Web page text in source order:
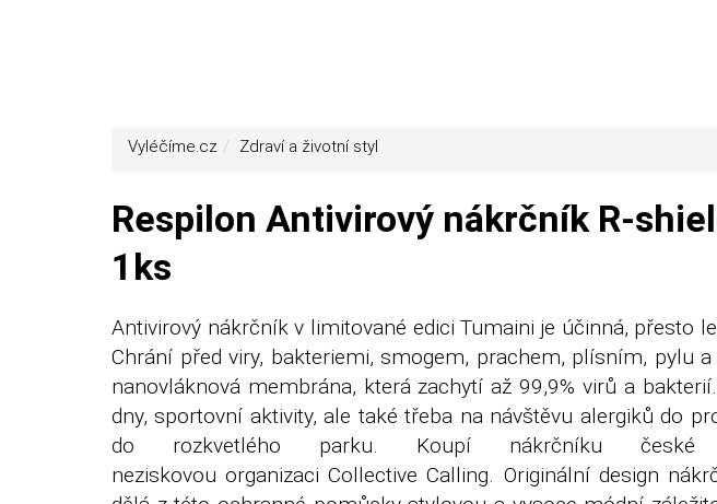
Vyléčíme.cz Zdraví a životní styl
Respilon Antivirový nákrčník R-
1ks
Antivirový nákrčník v limitované edici Tumaini je účinná, přesto
Chrání před viry, bakteriemi, smogem, prachem, plísním, pylu
nanovláknová membrána, která zachytí až 99,9% virů a
dny, sportovní aktivity, ale také třeba na návštěvu alergiků do
do rozkvetlého parku. Koupí nákrčníku české
neziskovou organizaci Collective Calling. Originální design